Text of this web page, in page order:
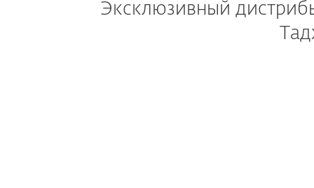
Эксклюзивный